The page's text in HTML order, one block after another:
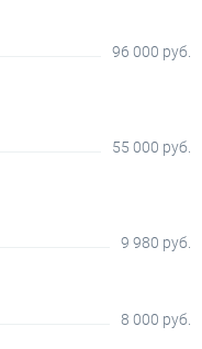
96 000 руб.
55 000 руб.
9 980 руб.
8 000 руб.